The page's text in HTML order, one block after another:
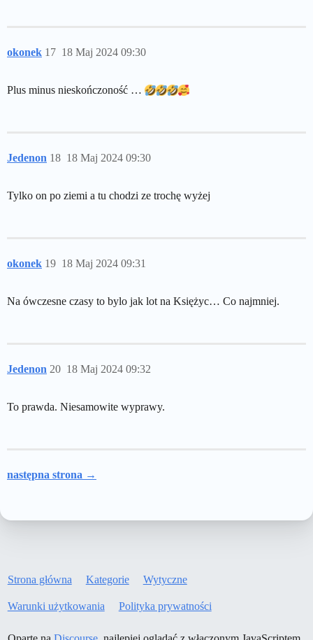
okonek 18 Maj 2024 09:30
17
Plus minus nieskończoność …
Jedenon 18 Maj 2024 09:30
18
Tylko on po ziemi a tu chodzi ze trochę wyżej
okonek 18 Maj 2024 09:31
19
Na ówczesne czasy to bylo jak lot na Księżyc… Co najmniej.
Jedenon 18 Maj 2024 09:32
20
To prawda. Niesamowite wyprawy.
następna strona →
Strona główna Kategorie Wytyczne
Warunki użytkowania Polityka prywatności